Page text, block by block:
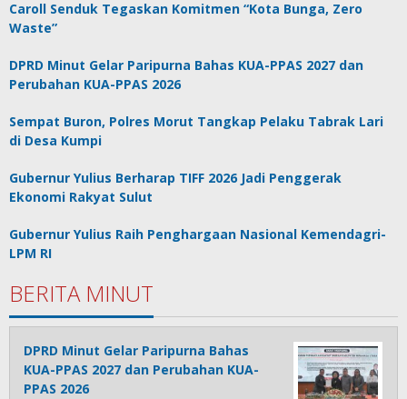
Caroll Senduk Tegaskan Komitmen “Kota Bunga, Zero
Waste”
DPRD Minut Gelar Paripurna Bahas KUA-PPAS 2027 dan
Perubahan KUA-PPAS 2026
Sempat Buron, Polres Morut Tangkap Pelaku Tabrak Lari
di Desa Kumpi
Gubernur Yulius Berharap TIFF 2026 Jadi Penggerak
Ekonomi Rakyat Sulut
Gubernur Yulius Raih Penghargaan Nasional Kemendagri-
LPM RI
BERITA MINUT
DPRD Minut Gelar Paripurna Bahas
KUA-PPAS 2027 dan Perubahan KUA-
PPAS 2026